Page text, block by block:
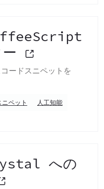
ードスニペットを
ニペット
人工知能
への